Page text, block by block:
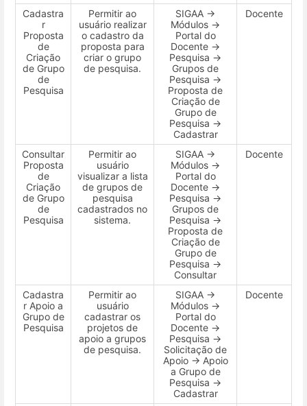
Cadastra
r
Proposta
de
Criação
de Grupo
de
Pesquisa
Permitir ao
usuário realizar
o cadastro da
proposta para
criar o grupo
de pesquisa.
SIGAA →
Módulos →
Portal do
Docente →
Pesquisa →
Grupos de
Pesquisa →
Proposta de
Criação de
Grupo de
Pesquisa →
Cadastrar
Docente
Consultar
Proposta
de
Criação
de Grupo
de
Pesquisa
Permitir ao
usuário
visualizar a lista
de grupos de
pesquisa
cadastrados no
sistema.
SIGAA →
Módulos →
Portal do
Docente →
Pesquisa →
Grupos de
Pesquisa →
Proposta de
Criação de
Grupo de
Pesquisa →
Consultar
Docente
Cadastra
r Apoio a
Grupo de
Pesquisa
Permitir ao
usuário
cadastrar os
projetos de
apoio a grupos
de pesquisa.
SIGAA →
Módulos →
Portal do
Docente →
Pesquisa →
Solicitação de
Apoio → Apoio
a Grupo de
Pesquisa →
Cadastrar
Docente